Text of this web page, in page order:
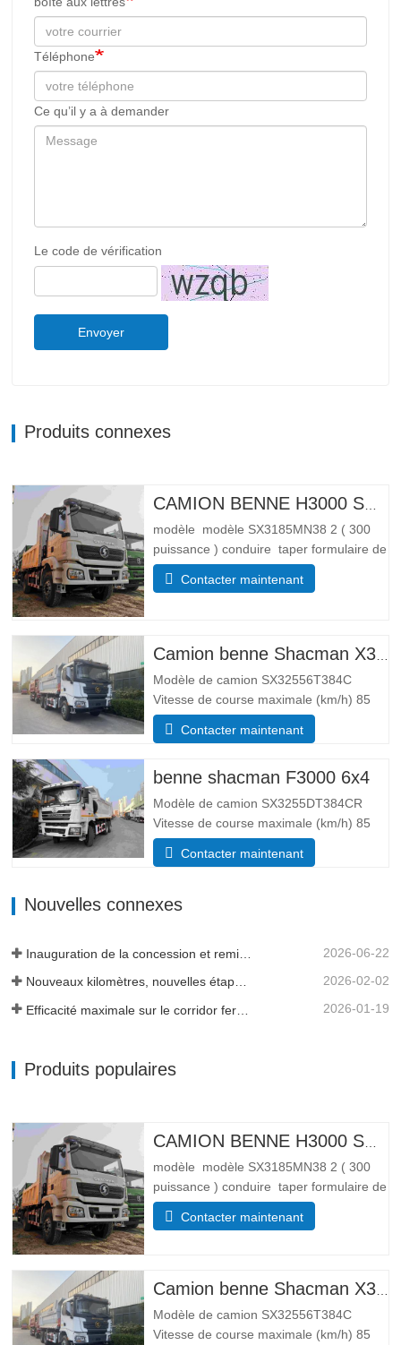
Téléphone
Ce qu’il y a à demander
Le code de vérification
Envoyer
Produits connexes
modèle modèle SX3185MN38 2 ( 300
puissance ) conduire taper formulaire de
conduite 4*4 Lester paramètre de poids
Complet trottoir masse (kg) poids à
Paramètres de taille Global …
Contacter maintenant
Modèle de camion SX32556T384C
Vitesse de course maximale (km/h) 85
Système d’entraînement 6×4 Dimensions
(L*l*H)(mm) Total 8385*2490*3450 Corps
(mm) Bas 8, côté 6 Système de levage
hydraulique levage moyen ou…
Contacter maintenant
benne shacman F3000 6x4
Modèle de camion SX3255DT384CR
Vitesse de course maximale (km/h) 85
Système d’entraînement 6×4 Dimensions
(L*l*H)(mm) Total 8385*2490*3450 Corps
caisse de chargement 19 mètres cubes,
Contacter maintenant
Nouvelles connexes
2026-06-22
Nouveaux kilomètres, nouvelles étapes importantes - L'élan se poursuit 2026-02-02
2026-01-19
Produits populaires
modèle modèle SX3185MN38 2 ( 300
puissance ) conduire taper formulaire de
conduite 4*4 Lester paramètre de poids
Complet trottoir masse (kg) poids à
Paramètres de taille Global
Contacter maintenant
Modèle de camion SX32556T384C
Vitesse de course maximale (km/h) 85